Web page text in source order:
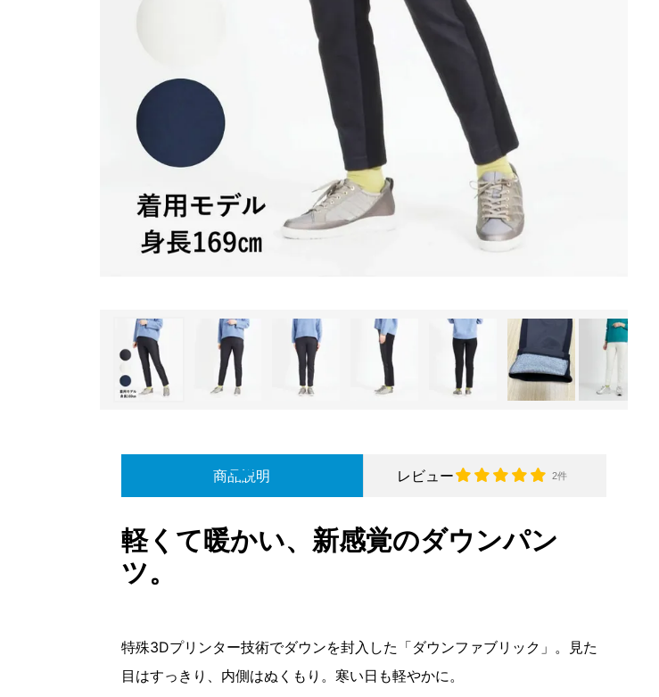
商品説明 レビュー 2件
軽くて暖かい、新感覚のダウンパン
ツ。
特殊3Dプリンター技術でダウンを封入した「ダウンファブリック」。見た
目はすっきり、内側はぬくもり。寒い日も軽やかに。